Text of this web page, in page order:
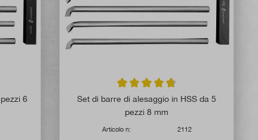
4.8 su 5 stelle
6
Valutazione media di 4.8 su 5 stelle
Set di barre di alesaggio in HSS da 5
pezzi 8 mm
Articolo n: 2112